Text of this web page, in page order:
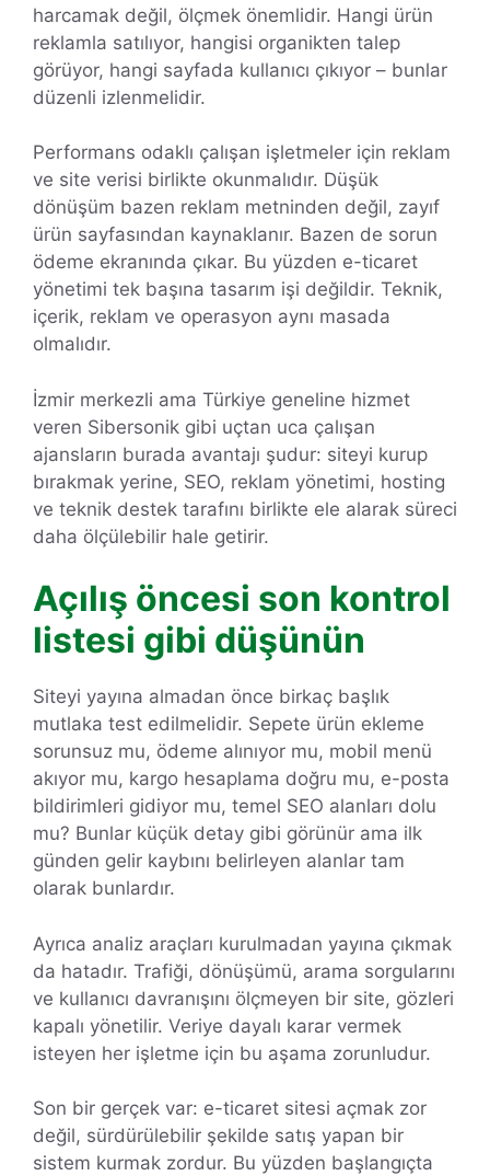
harcamak değil, ölçmek önemlidir. Hangi ürün
reklamla satılıyor, hangisi organikten talep
görüyor, hangi sayfada kullanıcı çıkıyor – bunlar
düzenli izlenmelidir.
Performans odaklı çalışan işletmeler için reklam
ve site verisi birlikte okunmalıdır. Düşük
dönüşüm bazen reklam metninden değil, zayıf
ürün sayfasından kaynaklanır. Bazen de sorun
ödeme ekranında çıkar. Bu yüzden e-ticaret
yönetimi tek başına tasarım işi değildir. Teknik,
içerik, reklam ve operasyon aynı masada
olmalıdır.
İzmir merkezli ama Türkiye geneline hizmet
veren Sibersonik gibi uçtan uca çalışan
ajansların burada avantajı şudur: siteyi kurup
bırakmak yerine, SEO, reklam yönetimi, hosting
ve teknik destek tarafını birlikte ele alarak süreci
daha ölçülebilir hale getirir.
Açılış öncesi son kontrol
listesi gibi düşünün
Siteyi yayına almadan önce birkaç başlık
mutlaka test edilmelidir. Sepete ürün ekleme
sorunsuz mu, ödeme alınıyor mu, mobil menü
akıyor mu, kargo hesaplama doğru mu, e-posta
bildirimleri gidiyor mu, temel SEO alanları dolu
mu? Bunlar küçük detay gibi görünür ama ilk
günden gelir kaybını belirleyen alanlar tam
olarak bunlardır.
Ayrıca analiz araçları kurulmadan yayına çıkmak
da hatadır. Trafiği, dönüşümü, arama sorgularını
ve kullanıcı davranışını ölçmeyen bir site, gözleri
kapalı yönetilir. Veriye dayalı karar vermek
isteyen her işletme için bu aşama zorunludur.
Son bir gerçek var: e-ticaret sitesi açmak zor
değil, sürdürülebilir şekilde satış yapan bir
sistem kurmak zordur. Bu yüzden başlangıçta